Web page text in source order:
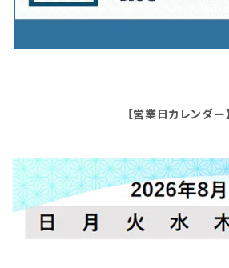
【営業日カレンダー】